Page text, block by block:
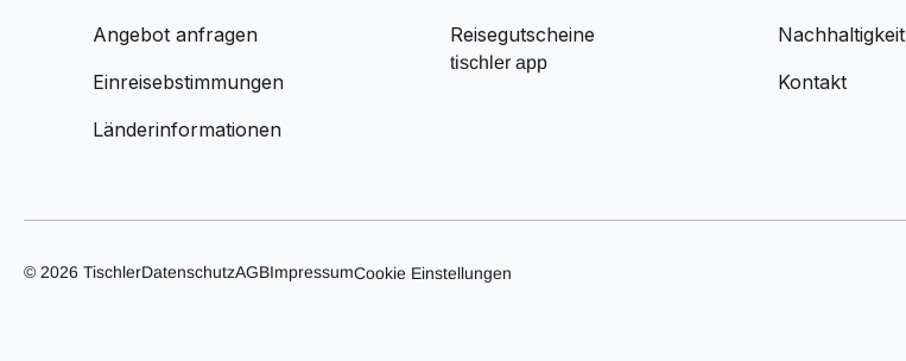
Angebot anfragen
Einreisebstimmungen
Länderinformationen
Reisegutscheine
tischler app
Nachhaltigkeit
Kontakt
© 2026 TischlerDatenschutzAGBImpressumCookie Einstellungen